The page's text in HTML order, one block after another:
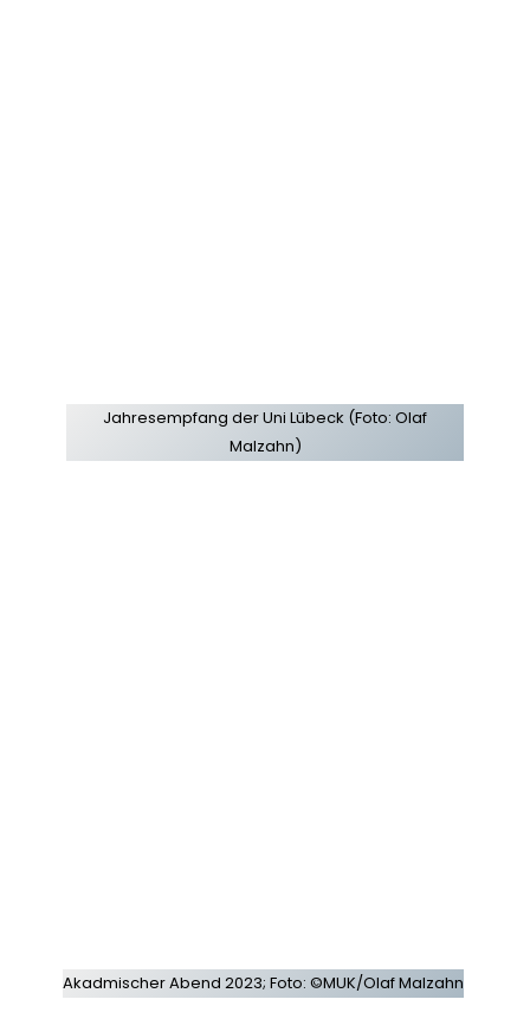
Jahresempfang der Uni Lübeck (Foto: Olaf
Malzahn)
Akadmischer Abend 2023; Foto: ©MUK/Olaf Malzahn